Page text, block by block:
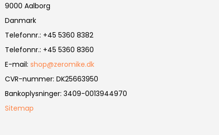
9000 Aalborg
Danmark
Telefonnr.: +45 5360 8382
Telefonnr.: +45 5360 8360
E-mail: shop@zeromike.dk
CVR-nummer: DK25663950
Bankoplysninger: 3409-0013944970
Sitemap